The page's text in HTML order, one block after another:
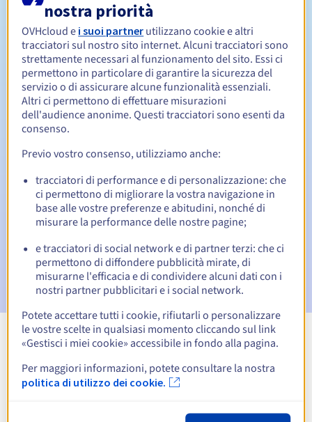
Periodo di rinnovo Da 1 a 10 anni
Redemption period 30 giorni
Notifiche automatiche:
Email di notifica:60, 30, 15, 7 e 3 giorni prima della
scadenza
Email il giorno della scadenzaper notificare la
sospensione del nome di dominio
Email dopo il Redemption Grace Periodper notificare la
cancellazione del nome di dominio
Visualizza tutte le estensioni
Informazioni su .host
nostra priorità
OVHcloud e i suoi partner utilizzano cookie e altri
tracciatori sul nostro sito internet. Alcuni tracciatori sono
strettamente necessari al funzionamento del sito. Essi ci
permettono in particolare di garantire la sicurezza del
servizio o di assicurare alcune funzionalità essenziali.
Altri ci permettono di effettuare misurazioni
dell'audience anonime. Questi tracciatori sono esenti da
consenso.
Previo vostro consenso, utilizziamo anche:
tracciatori di performance e di personalizzazione: che
ci permettono di migliorare la vostra navigazione in
base alle vostre preferenze e abitudini, nonché di
misurare la performance delle nostre pagine;
e tracciatori di social network e di partner terzi: che ci
permettono di diffondere pubblicità mirate, di
misurarne l'efficacia e di condividere alcuni dati con i
nostri partner pubblicitari e i social network.
Potete accettare tutti i cookie, rifiutarli o personalizzare
le vostre scelte in qualsiasi momento cliccando sul link
«Gestisci i miei cookie» accessibile in fondo alla pagina.
Per maggiori informazioni, potete consultare la nostra
politica di utilizzo dei cookie.